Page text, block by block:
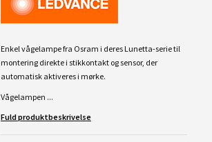
Enkel vågelampe fra Osram i deres Lunetta-serie til
montering direkte i stikkontakt og sensor, der
automatisk aktiveres i mørke.
Vågelampen ...
Fuld produktbeskrivelse